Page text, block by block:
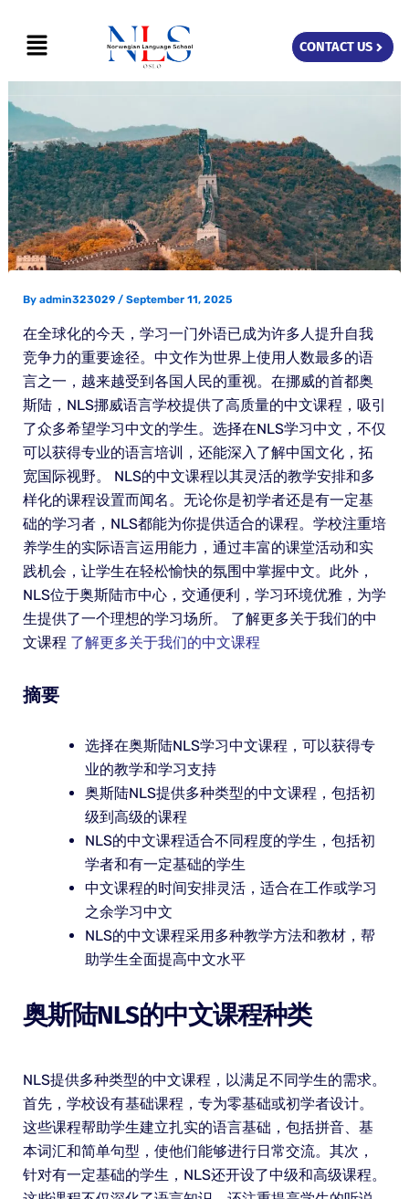
content
Menu CONTACT US
By admin323029 / September 11, 2025
在全球化的今天，学习一门外语已成为许多人提升自我
竞争力的重要途径。中文作为世界上使用人数最多的语
言之一，越来越受到各国人民的重视。在挪威的首都奥
斯陆，NLS挪威语言学校提供了高质量的中文课程，吸引
了众多希望学习中文的学生。选择在NLS学习中文，不仅
可以获得专业的语言培训，还能深入了解中国文化，拓
宽国际视野。 NLS的中文课程以其灵活的教学安排和多
样化的课程设置而闻名。无论你是初学者还是有一定基
础的学习者，NLS都能为你提供适合的课程。学校注重培
养学生的实际语言运用能力，通过丰富的课堂活动和实
践机会，让学生在轻松愉快的氛围中掌握中文。此外，
NLS位于奥斯陆市中心，交通便利，学习环境优雅，为学
生提供了一个理想的学习场所。 了解更多关于我们的中
文课程 了解更多关于我们的中文课程
摘要
选择在奥斯陆NLS学习中文课程，可以获得专
业的教学和学习支持
奥斯陆NLS提供多种类型的中文课程，包括初
级到高级的课程
NLS的中文课程适合不同程度的学生，包括初
学者和有一定基础的学生
中文课程的时间安排灵活，适合在工作或学习
之余学习中文
NLS的中文课程采用多种教学方法和教材，帮
助学生全面提高中文水平
奥斯陆NLS的中文课程种类
NLS提供多种类型的中文课程，以满足不同学生的需求。
首先，学校设有基础课程，专为零基础或初学者设计。
这些课程帮助学生建立扎实的语言基础，包括拼音、基
本词汇和简单句型，使他们能够进行日常交流。其次，
针对有一定基础的学生，NLS还开设了中级和高级课程。